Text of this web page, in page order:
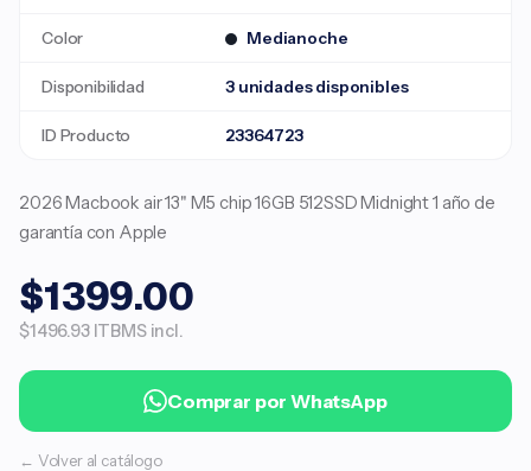
Color Medianoche
Disponibilidad 3 unidades disponibles
ID Producto 23364723
2026 Macbook air 13" M5 chip 16GB 512SSD Midnight 1 año de
garantía con Apple
$1399.00
$1496.93 ITBMS incl.
Comprar por WhatsApp
← Volver al catálogo